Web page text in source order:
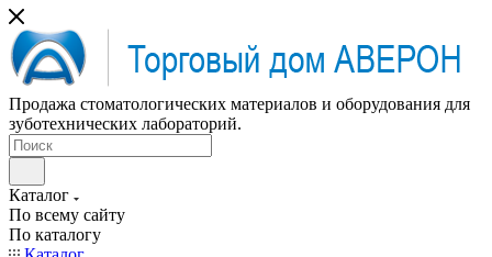
Продажа стоматологических материалов и оборудования для
зуботехнических лабораторий.
Каталог
По всему сайту
По каталогу